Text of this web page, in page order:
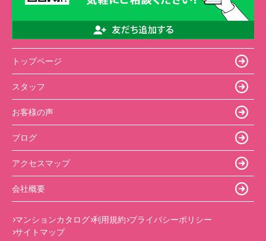
トップページ
スタッフ
お客様の声
ブログ
アクセスマップ
会社概要
マンションカタログ 利用規約 プライバシーポリシー
サイトマップ